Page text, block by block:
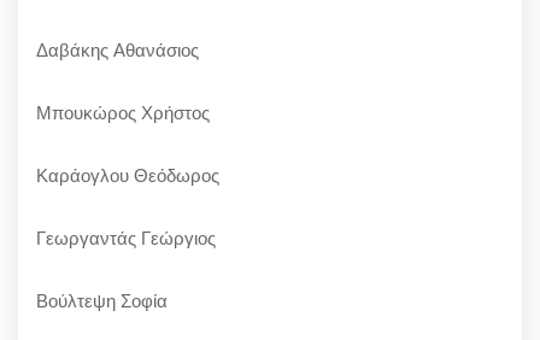
Δαβάκης Αθανάσιος
Μπουκώρος Χρήστος
Καράογλου Θεόδωρος
Γεωργαντάς Γεώργιος
Βούλτεψη Σοφία